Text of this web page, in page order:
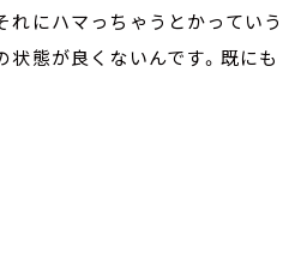
れにハマっちゃうとかっていう
状態が良くないんです。既にも